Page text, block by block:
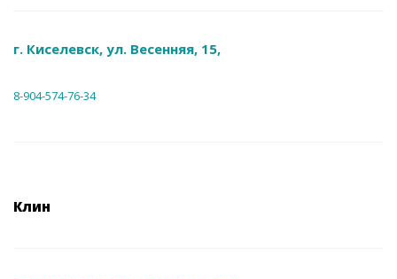
г. Киселевск, ул. Весенняя, 15,
8-904-574-76-34
Клин